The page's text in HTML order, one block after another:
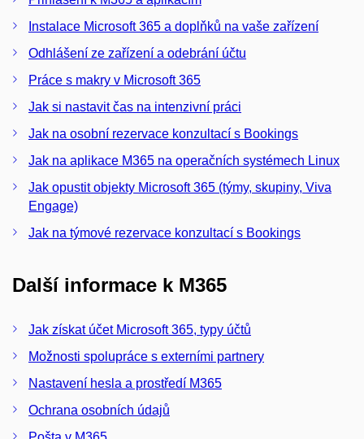
Instalace Microsoft 365 a doplňků na vaše zařízení
Odhlášení ze zařízení a odebrání účtu
Práce s makry v Microsoft 365
Jak si nastavit čas na intenzivní práci
Jak na osobní rezervace konzultací s Bookings
Jak na aplikace M365 na operačních systémech Linux
Jak opustit objekty Microsoft 365 (týmy, skupiny, Viva
Engage)
Jak na týmové rezervace konzultací s Bookings
Další informace k M365
Jak získat účet Microsoft 365, typy účtů
Možnosti spolupráce s externími partnery
Nastavení hesla a prostředí M365
Ochrana osobních údajů